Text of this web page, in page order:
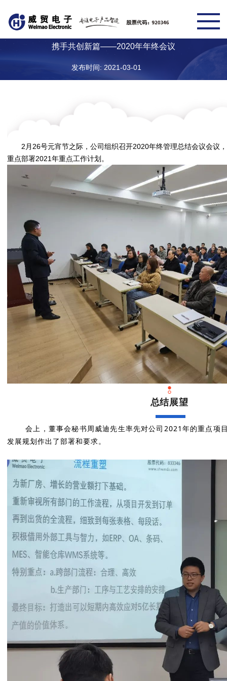
携手共创新篇——2020年年终会议
发布时间: 2021-03-01
2月26号元宵节之际，公司组织召开2020年终管理总结会议会议
重点部署2021年重点工作计划。
总结展望
会上，董事会秘书周威迪先生率先对公司2021年的重点项
发展规划作出了部署和要求。